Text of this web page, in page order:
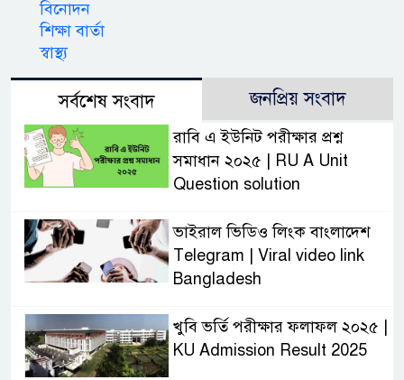
বিনোদন
শিক্ষা বার্তা
স্বাস্থ্য
সর্বশেষ সংবাদ জনপ্রিয় সংবাদ
রাবি এ ইউনিট পরীক্ষার প্রশ্ন
সমাধান ২০২৫ | RU A Unit
Question solution
ভাইরাল ভিডিও লিংক বাংলাদেশ
Telegram | Viral video link
Bangladesh
খুবি ভর্তি পরীক্ষার ফলাফল ২০২৫ |
KU Admission Result 2025